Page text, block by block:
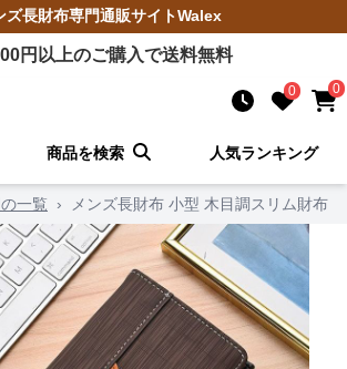
ズ長財布専門通販サイトWalex
円以上のご購入で送料無料
0 0
商品を検索 人気ランキング
一覧 › メンズ長財布 小型 木目調スリム財布